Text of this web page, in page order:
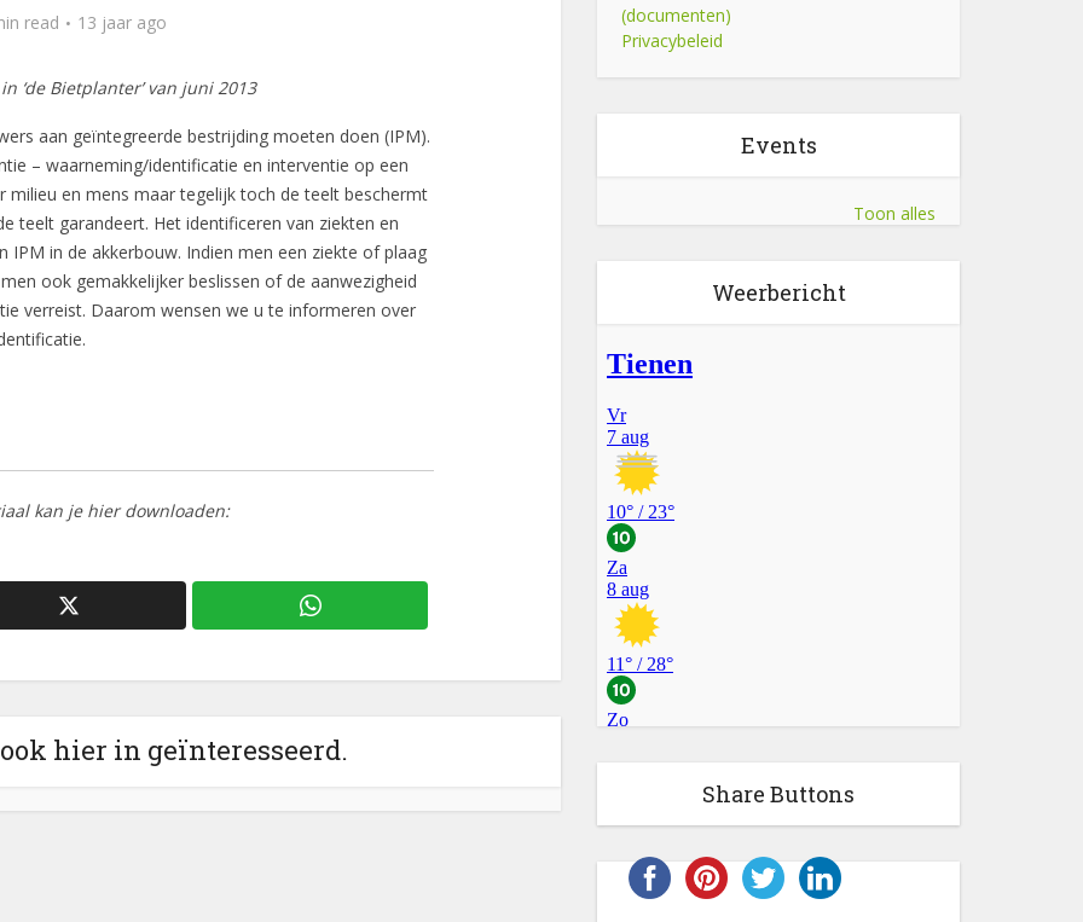
read 13 jaar ago
‘de Bietplanter’ van juni 2013
aan geïntegreerde bestrijding moeten doen (IPM).
– waarneming/identificatie en interventie op een
milieu en mens maar tegelijk toch de teelt beschermt
teelt garandeert. Het identificeren van ziekten en
IPM in de akkerbouw. Indien men een ziekte of plaag
ook gemakkelijker beslissen of de aanwezigheid
verreist. Daarom wensen we u te informeren over
kan je hier downloaden:
hier in geïnteresseerd.
(documenten)
Privacybeleid
Events
Toon alles
Weerbericht
Share Buttons